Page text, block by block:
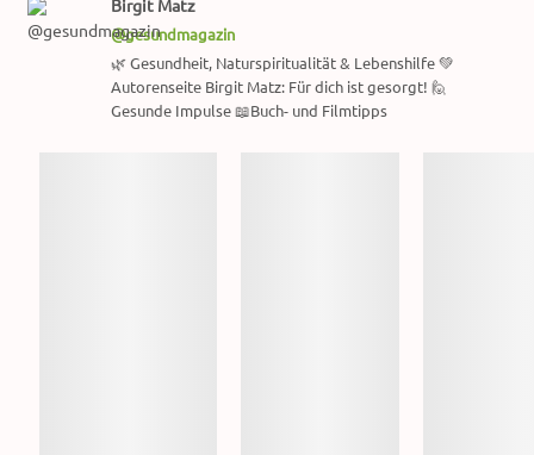
Birgit Matz
@gesundmagazin
🌿 Gesundheit, Naturspiritualität & Lebenshilfe 💚
Autorenseite Birgit Matz: Für dich ist gesorgt! 🙋
Gesunde Impulse 📖Buch- und Filmtipps